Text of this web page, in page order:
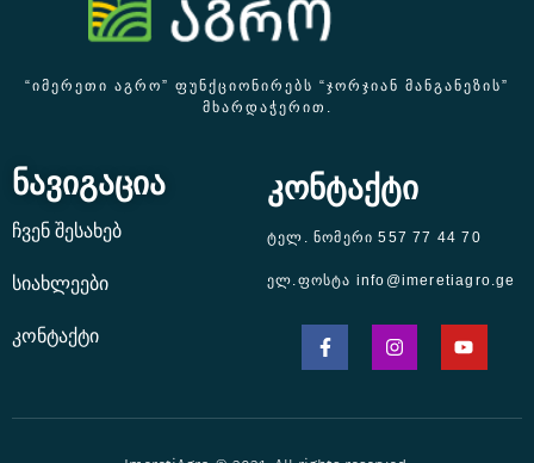
“ᲘᲛᲔᲠᲔᲗᲘ ᲐᲒᲠᲝ” ᲤᲣᲜᲥᲪᲘᲝᲜᲘᲠᲔᲑᲡ “ᲯᲝᲠᲯᲘᲐᲜ ᲛᲐᲜᲒᲐᲜᲔᲖᲘᲡ”
ᲛᲮᲐᲠᲓᲐᲭᲔᲠᲘᲗ.
ნავიგაცია
ჩვენ შესახებ
სიახლეები
კონტაქტი
კონტაქტი
ტელ. ნომერი 557 77 44 70
ელ.ფოსტა info@imeretiagro.ge